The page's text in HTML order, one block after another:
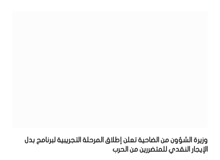
وزيرة الشؤون من الضاحية تعلن إطلاق المرحلة التجريبية لبرنامج بدل
الإيجار النقدي للمتضررين من الحرب